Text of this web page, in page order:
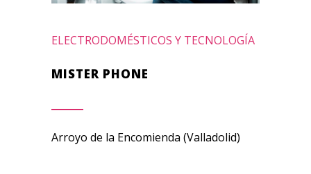
ELECTRODOMÉSTICOS Y TECNOLOGÍA
MISTER PHONE
Arroyo de la Encomienda (Valladolid)